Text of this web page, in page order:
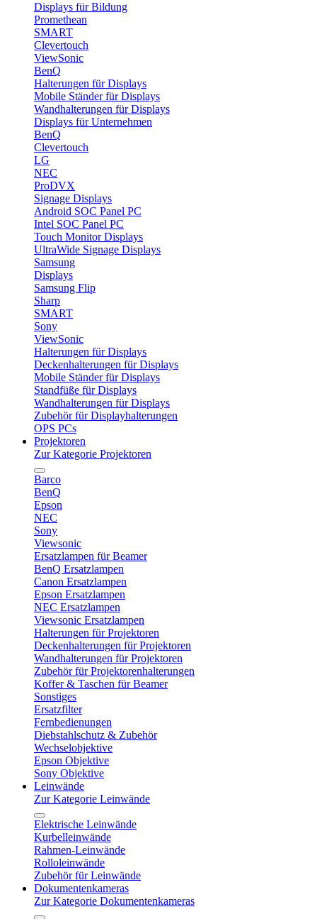
Displays für Bildung
Promethean
SMART
Clevertouch
ViewSonic
BenQ
Halterungen für Displays
Mobile Ständer für Displays
Wandhalterungen für Displays
Displays für Unternehmen
BenQ
Clevertouch
LG
NEC
ProDVX
Signage Displays
Android SOC Panel PC
Intel SOC Panel PC
Touch Monitor Displays
UltraWide Signage Displays
Samsung
Displays
Samsung Flip
Sharp
SMART
Sony
ViewSonic
Halterungen für Displays
Deckenhalterungen für Displays
Mobile Ständer für Displays
Standfüße für Displays
Wandhalterungen für Displays
Zubehör für Displayhalterungen
OPS PCs
Projektoren
Zur Kategorie Projektoren
Barco
BenQ
Epson
NEC
Sony
Viewsonic
Ersatzlampen für Beamer
BenQ Ersatzlampen
Canon Ersatzlampen
Epson Ersatzlampen
NEC Ersatzlampen
Viewsonic Ersatzlampen
Halterungen für Projektoren
Deckenhalterungen für Projektoren
Wandhalterungen für Projektoren
Zubehör für Projektorenhalterungen
Koffer & Taschen für Beamer
Sonstiges
Ersatzfilter
Fernbedienungen
Diebstahlschutz & Zubehör
Wechselobjektive
Epson Objektive
Sony Objektive
Leinwände
Zur Kategorie Leinwände
Elektrische Leinwände
Kurbelleinwände
Rahmen-Leinwände
Rolloleinwände
Zubehör für Leinwände
Dokumentenkameras
Zur Kategorie Dokumentenkameras